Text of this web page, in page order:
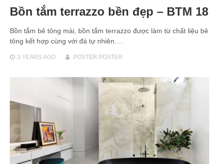
Bồn tắm terrazzo bền đẹp – BTM 18
Bồn tắm bê tông mài, bồn tắm terrazzo được làm từ chất liệu bê
tông kết hợp cùng với đá tự nhiên.…
3 YEARSAGO POSTER POSTER